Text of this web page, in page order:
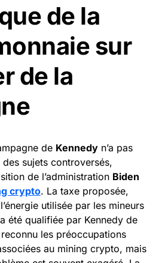
de la
sur
de la
de Kennedy n’a pas
des sujets controversés,
de l’administration Biden
crypto. La taxe proposée,
utilisée par les mineurs
été qualifiée par Kennedy de
les préoccupations
au mining crypto, mais